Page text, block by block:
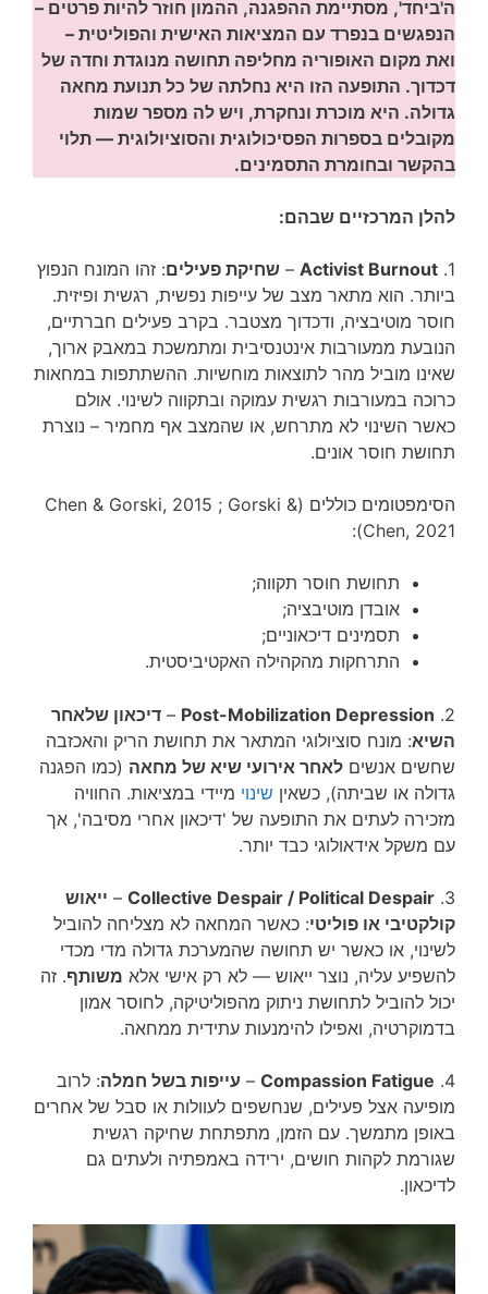
ה'ביחד', מסתיימת ההפגנה, ההמון חוזר להיות פרטים –
הנפגשים בנפרד עם המציאות האישית והפוליטית –
ואת מקום האופוריה מחליפה תחושה מנוגדת וחדה של
דכדוך. התופעה הזו היא נחלתה של כל תנועת מחאה
גדולה. היא מוכרת ונחקרת, ויש לה מספר שמות
מקובלים בספרות הפסיכולוגית והסוציולוגית — תלוי
בהקשר ובחומרת התסמינים.
להלן המרכזיים שבהם:
1.
Activist Burnout
– שחיקת פעילים: זהו המונח הנפוץ
ביותר. הוא מתאר מצב של עייפות נפשית, רגשית ופיזית.
חוסר מוטיבציה, ודכדוך מצטבר. בקרב פעילים חברתיים,
הנובעת ממעורבות אינטנסיבית ומתמשכת במאבק ארוך,
שאינו מוביל מהר לתוצאות מוחשיות. ההשתתפות במחאות
כרוכה במעורבות רגשית עמוקה ובתקווה לשינוי. אולם
כאשר השינוי לא מתרחש, או שהמצב אף מחמיר – נוצרת
תחושת חוסר אונים.
הסימפטומים כוללים (Chen & Gorski, 2015 ; Gorski &
Chen, 2021):
תחושת חוסר תקווה;
אובדן מוטיבציה;
תסמינים דיכאוניים;
התרחקות מהקהילה האקטיביסטית.
2.
Post-Mobilization Depression
– דיכאון שלאחר
השיא: מונח סוציולוגי המתאר את תחושת הריק והאכזבה
שחשים אנשים לאחר אירועי שיא של מחאה (כמו הפגנה
גדולה או שביתה), כשאין שינוי מיידי במציאות. החוויה
מזכירה לעתים את התופעה של 'דיכאון אחרי מסיבה', אך
עם משקל אידאולוגי כבד יותר.
3.
Collective Despair / Political Despair
– ייאוש
קולקטיבי או פוליטי: כאשר המחאה לא מצליחה להוביל
לשינוי, או כאשר יש תחושה שהמערכת גדולה מדי מכדי
להשפיע עליה, נוצר ייאוש — לא רק אישי אלא משותף. זה
יכול להוביל לתחושת ניתוק מהפוליטיקה, לחוסר אמון
בדמוקרטיה, ואפילו להימנעות עתידית ממחאה.
4.
Compassion Fatigue
– עייפות בשל חמלה: לרוב
מופיעה אצל פעילים, שנחשפים לעוולות או סבל של אחרים
באופן מתמשך. עם הזמן, מתפתחת שחיקה רגשית
שגורמת לקהות חושים, ירידה באמפתיה ולעתים גם
לדיכאון.